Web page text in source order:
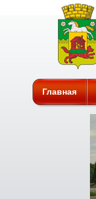
Защита
Главная